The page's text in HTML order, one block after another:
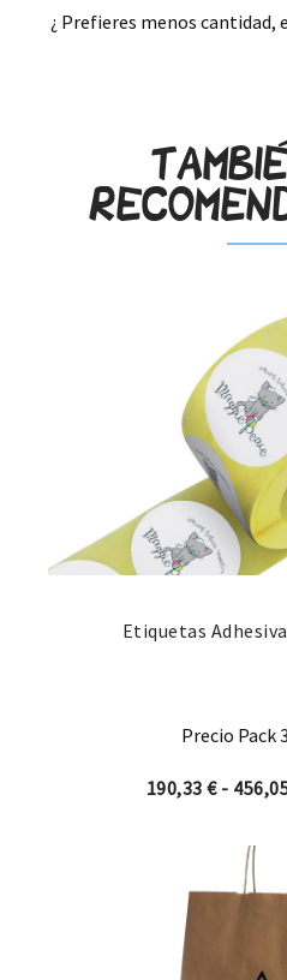
¿ Prefieres menos cantidad,
Etiquetas
Precio Pack
190,33€ -